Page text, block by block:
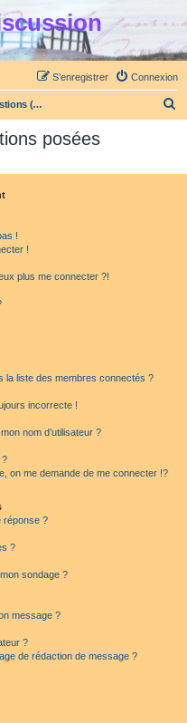
Connexion
S’enregistrer
Foire aux questions (Questions posées fréquemment)
posées
!
!
plus me connecter ?!
la liste des membres connectés ?
incorrecte !
nom d’utilisateur ?
?
on me demande de me connecter !?
réponse ?
?
sondage ?
message ?
?
de rédaction de message ?